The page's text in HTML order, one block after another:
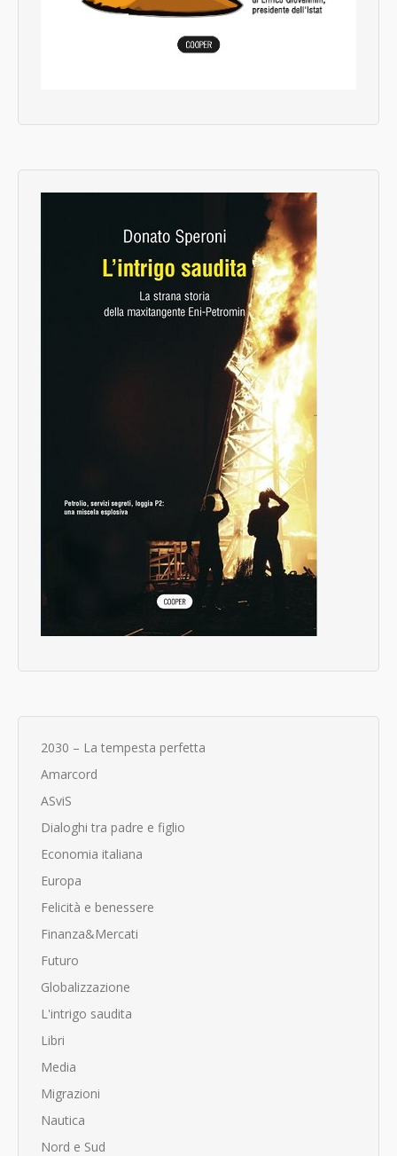
2030 – La tempesta perfetta
Amarcord
ASviS
Dialoghi tra padre e figlio
Economia italiana
Europa
Felicità e benessere
Finanza&Mercati
Futuro
Globalizzazione
L'intrigo saudita
Libri
Media
Migrazioni
Nautica
Nord e Sud